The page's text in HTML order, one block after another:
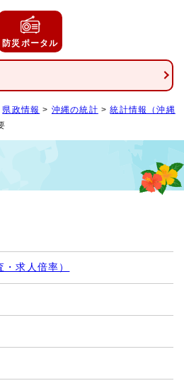
防災ポータル
県政情報 > 沖縄の統計 >統計情報（沖縄
求人倍率）